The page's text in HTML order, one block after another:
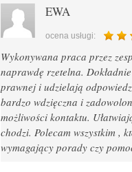
EWA
ocena usługi:
Wykonywana praca przez
naprawdę rzetelna.
prawnej i udzielają
bardzo wdzięczna i
możliwości kontaktu.
chodzi. Polecam wszystkim ,
wymagający porady czy